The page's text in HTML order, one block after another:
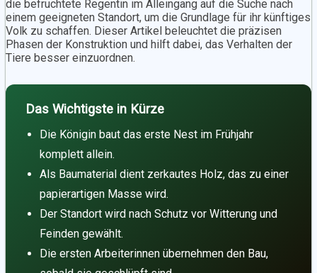
die befruchtete Regentin im Alleingang auf die Suche nach
einem geeigneten Standort, um die Grundlage für ihr künftiges
Volk zu schaffen. Dieser Artikel beleuchtet die präzisen
Phasen der Konstruktion und hilft dabei, das Verhalten der
Tiere besser einzuordnen.
Das Wichtigste in Kürze
Die Königin baut das erste Nest im Frühjahr
komplett allein.
Als Baumaterial dient zerkautes Holz, das zu einer
papierartigen Masse wird.
Der Standort wird nach Schutz vor Witterung und
Feinden gewählt.
Die ersten Arbeiterinnen übernehmen den Bau,